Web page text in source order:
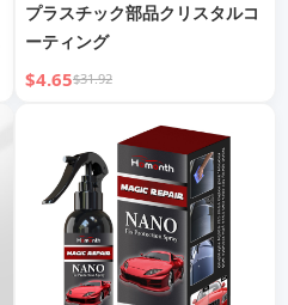
プラスチック部品クリスタルコ
ーティング
$4.65$31.92